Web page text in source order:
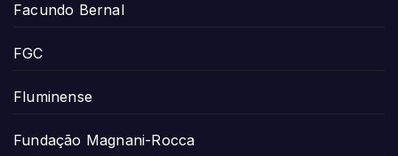
Facundo Bernal
FGC
Fluminense
Fundação Magnani-Rocca